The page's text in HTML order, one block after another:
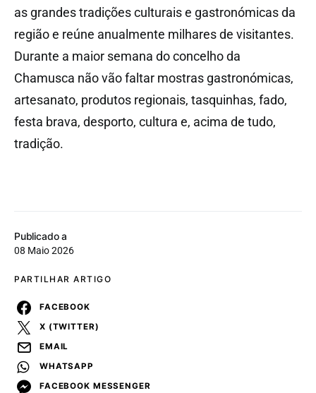
Publicado a
08 Maio 2026
PARTILHAR ARTIGO
FACEBOOK
X (TWITTER)
EMAIL
WHATSAPP
FACEBOOK MESSENGER
as grandes tradições culturais e gastronómicas da
região e reúne anualmente milhares de visitantes.
Durante a maior semana do concelho da
Chamusca não vão faltar mostras gastronómicas,
artesanato, produtos regionais, tasquinhas, fado,
festa brava, desporto, cultura e, acima de tudo,
tradição.